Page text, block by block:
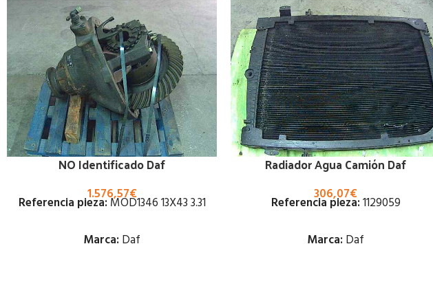
NO Identificado Daf
1.576,57€
Referencia pieza:MOD1346 13X43 3.31
Marca: Daf
Radiador Agua Camión Daf
306,07€
Referencia pieza:1129059
Marca: Daf